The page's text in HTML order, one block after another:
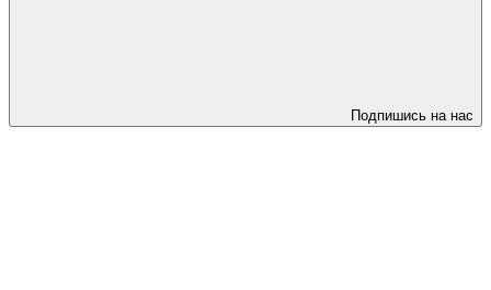
Подпишись на нас